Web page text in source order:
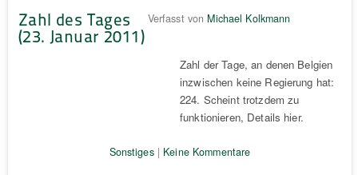
Zahl des Tages
(23. Januar 2011)
Verfasst von Michael Kolkmann
Zahl der Tage, an denen Belgien
inzwischen keine Regierung hat:
224. Scheint trotzdem zu
funktionieren, Details hier.
Sonstiges| Keine Kommentare